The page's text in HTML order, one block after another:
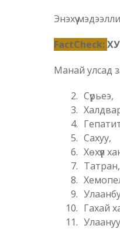
Энэхүү
FactCheck:
Манай улсад
Сүрьеэ,
Сахуу,
Хөхүүл
Татран,
Гахай